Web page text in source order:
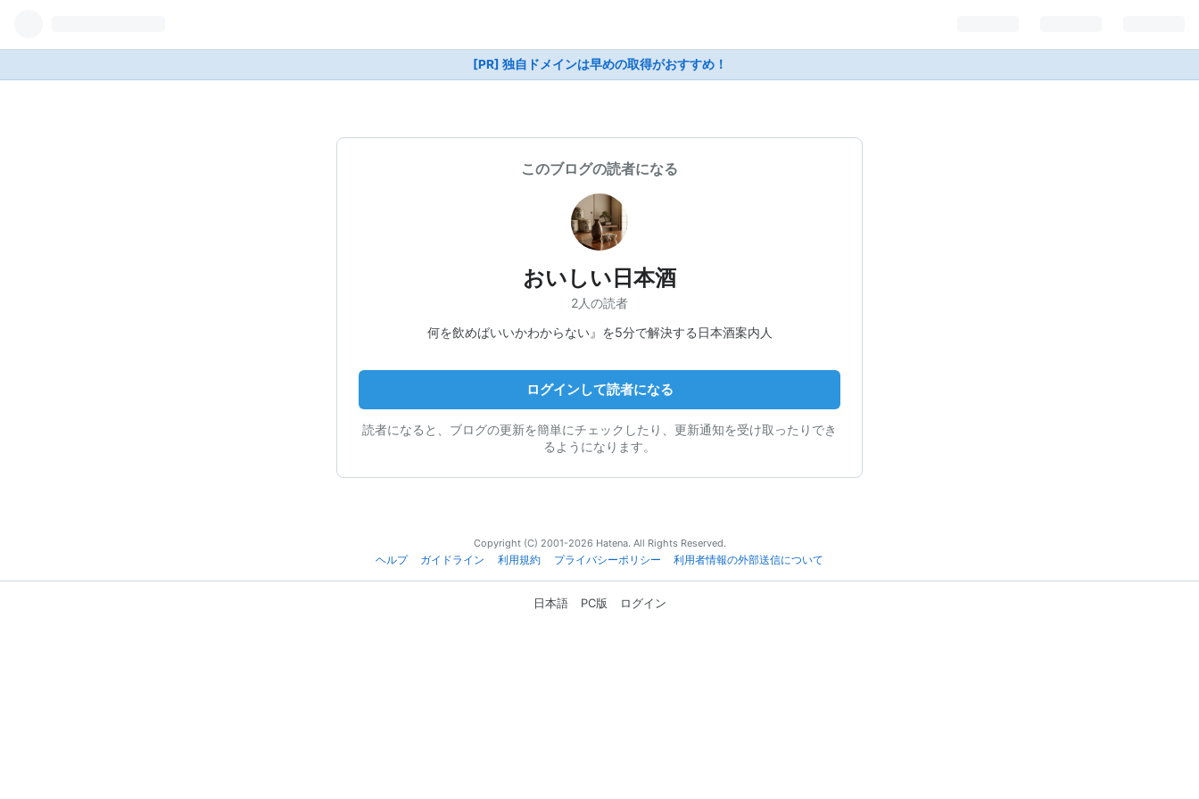
[PR] 独自ドメインは早めの取得がおすすめ！
このブログの読者になる
おいしい日本酒
2人の読者
何を飲めばいいかわからない』を5分で解決する日本酒案内人
ログインして読者になる
読者になると、ブログの更新を簡単にチェックしたり、更新通知を受け取ったりでき
るようになります。
Copyright (C) 2001-2026 Hatena. All Rights Reserved.
ヘルプ
ガイドライン 利用規約 プライバシーポリシー 利用者情報の外部送信について
日本語 PC版 ログイン